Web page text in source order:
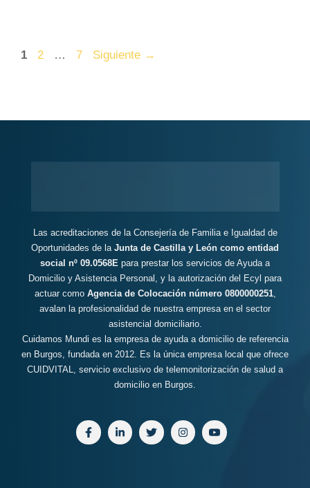
Página
1 Página
2 … Página
7 Siguiente →
Las acreditaciones de la Consejería de Familia e Igualdad de
Oportunidades de la Junta de Castilla y León como entidad
social nº 09.0568E para prestar los servicios de Ayuda a
Domicilio y Asistencia Personal, y la autorización del Ecyl para
actuar como Agencia de Colocación número 0800000251,
avalan la profesionalidad de nuestra empresa en el sector
asistencial domiciliario.
Cuidamos Mundi es la empresa de ayuda a domicilio de referencia
en Burgos, fundada en 2012. Es la única empresa local que ofrece
CUIDVITAL, servicio exclusivo de telemonitorización de salud a
domicilio en Burgos.